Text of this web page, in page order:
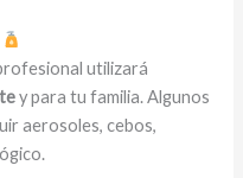
utilizará
y para tu familia. Algunos
aerosoles, cebos,